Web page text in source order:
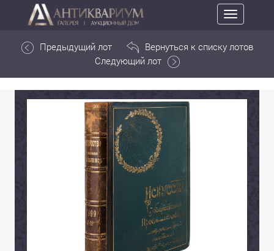
Toggle
navigation
Предыдущий лот
Вернуться к списку лотов
Следующий лот